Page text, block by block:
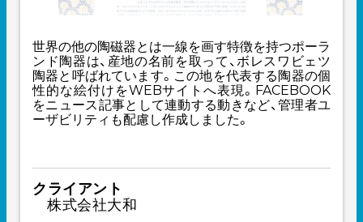
世界の他の陶磁器とは一線を画す特徴を持つポーラ
ンド陶器は、産地の名前を取って、ボレスワビェツ
陶器と呼ばれています。この地を代表する陶器の個
性的な絵付けをWEBサイトへ表現。FACEBOOK
をニュース記事として連動する動きなど、管理者ユ
ーザビリティも配慮し作成しました。
クライアント
株式会社大和